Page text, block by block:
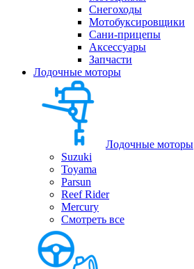
Снегоходы
Мотобуксировщики
Сани-прицепы
Аксессуары
Запчасти
Лодочные моторы
Лодочные моторы
Suzuki
Toyama
Parsun
Reef Rider
Mercury
Смотреть все